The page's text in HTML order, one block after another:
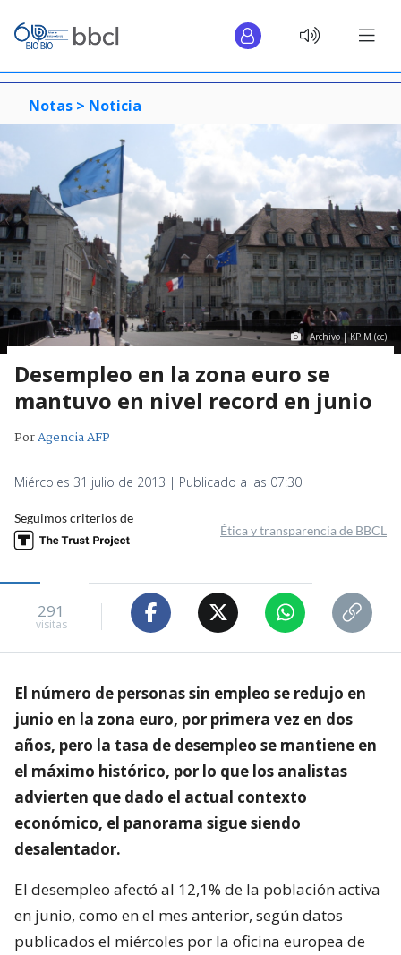
Notas > Noticia
Archivo | KP M (cc)
Desempleo en la zona euro se
mantuvo en nivel record en junio
PorAgencia AFP
Miércoles 31 julio de 2013 | Publicado a las 07:30
Seguimos criterios de
Ética y transparencia de BBCL
291
visitas
El número de personas sin empleo se redujo en
junio en la zona euro, por primera vez en dos
años, pero la tasa de desempleo se mantiene en
el máximo histórico, por lo que los analistas
advierten que dado el actual contexto
económico, el panorama sigue siendo
desalentador.
El desempleo afectó al 12,1% de la población activa
en junio, como en el mes anterior, según datos
publicados el miércoles por la oficina europea de